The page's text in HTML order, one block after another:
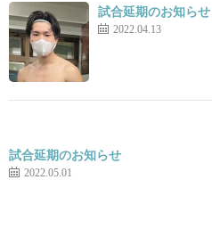
試合延期のお知らせ
2022.04.13
試合延期のお知らせ
2022.05.01